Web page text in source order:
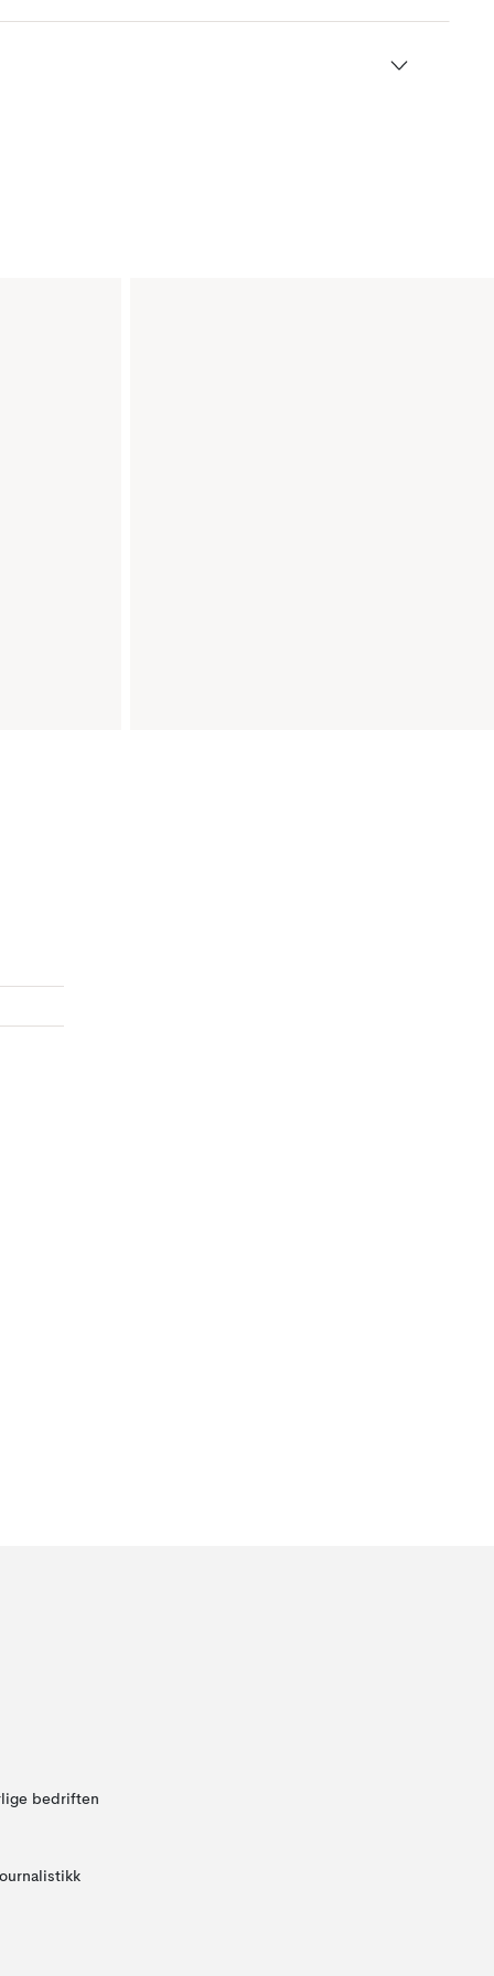
bedriften